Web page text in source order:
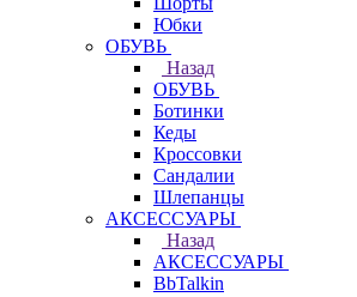
Юбки
ОБУВЬ
Назад
ОБУВЬ
Ботинки
Кеды
Кроссовки
Сандалии
Шлепанцы
АКСЕССУАРЫ
Назад
АКСЕССУАРЫ
BbTalkin